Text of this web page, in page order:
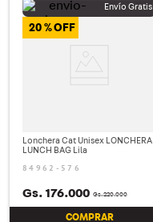
20 %
Lonchera Cat Unisex LONCHERA
LUNCH BAG Lila
84962-576
Gs.220.000
Gs. 176.000
COMPRAR